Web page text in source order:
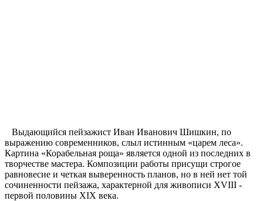
Выдающийся пейзажист Иван Иванович Шишкин, по
выражению современников, слыл истинным «царем леса».
Картина «Корабельная роща» является одной из последних в
творчестве мастера. Композиции работы присущи строгое
равновесие и четкая выверенность планов, но в ней нет той
сочиненности пейзажа, характерной для живописи XVIII -
первой половины XIX века.